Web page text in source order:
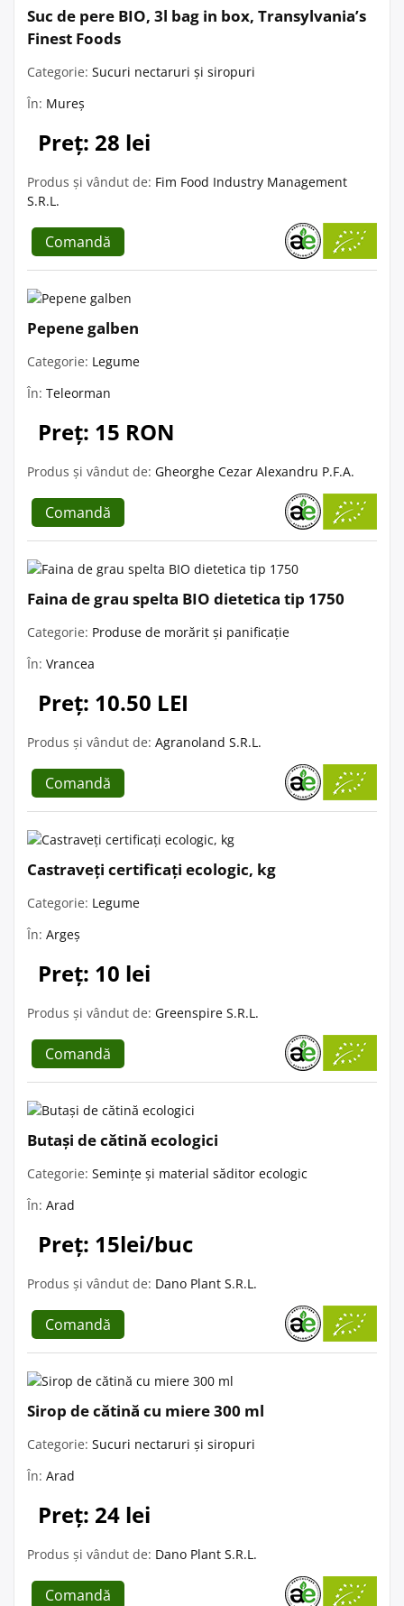
Suc de pere BIO, 3l bag in box, Transylvania’s
Finest Foods
Categorie: Sucuri nectaruri și siropuri
În: Mureș
Preț: 28 lei
Produs și vândut de: Fim Food Industry Management
S.R.L.
Comandă
Pepene galben
Categorie: Legume
În: Teleorman
Preț: 15 RON
Produs și vândut de: Gheorghe Cezar Alexandru P.F.A.
Comandă
Faina de grau spelta BIO dietetica tip 1750
Categorie: Produse de morărit și panificație
În: Vrancea
Preț: 10.50 LEI
Produs și vândut de: Agranoland S.R.L.
Comandă
Castraveți certificați ecologic, kg
Categorie: Legume
În: Argeș
Preț: 10 lei
Produs și vândut de: Greenspire S.R.L.
Comandă
Butași de cătină ecologici
Categorie: Semințe și material săditor ecologic
În: Arad
Preț: 15lei/buc
Produs și vândut de: Dano Plant S.R.L.
Comandă
Sirop de cătină cu miere 300 ml
Categorie: Sucuri nectaruri și siropuri
În: Arad
Preț: 24 lei
Produs și vândut de: Dano Plant S.R.L.
Comandă